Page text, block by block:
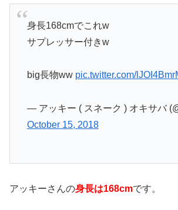
身長168cmでこれw
サプレッサー付きw
big長物ww pic.twitter.com/
— アッキー ( スネーク ) オキサバ
October 15, 2018
アッキーさんの身長は168cmです。